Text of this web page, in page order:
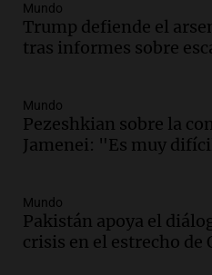
Norte muestra una
para 10 personas
Noticias
Audio.
Córdoba
pizza esculpida
Audio.Córdoba
la visita del Papa
Mundo
Trump defiende el
tras informes sobre
Mundo
Pezeshkian sobre la
Jamenei: "Es muy
Mundo
Pakistán apoya el
crisis en el estrecho de